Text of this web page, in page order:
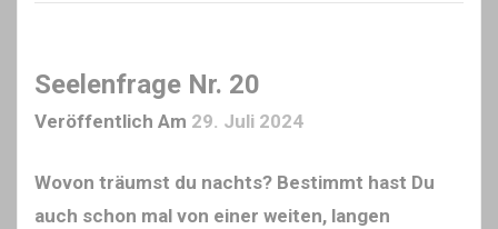
Seelenfrage Nr. 20
Veröffentlich Am 29. Juli 2024
Wovon träumst du nachts? Bestimmt hast Du
auch schon mal von einer weiten, langen